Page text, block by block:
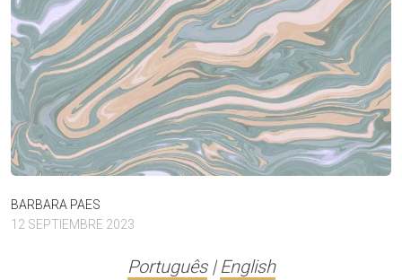
BARBARA PAES
12 SEPTIEMBRE 2023
Português| English